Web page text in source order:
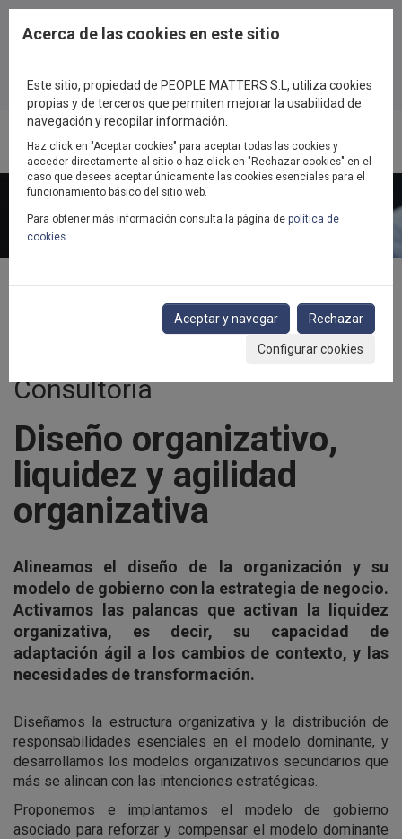
Pasar al contenido principal
Efectividad de la organización
Diseño organizativo, liquidez y agilidad organizativa
Consultoría
Diseño organizativo,
liquidez y agilidad
organizativa
Alineamos el diseño de la organización y su
modelo de gobierno con la estrategia de negocio.
Activamos las palancas que activan la liquidez
organizativa, es decir, su capacidad de
adaptación ágil a los cambios de contexto, y las
necesidades de transformación.
Diseñamos la estructura organizativa y la distribución de
responsabilidades esenciales en el modelo dominante, y
desarrollamos los modelos organizativos secundarios que
más se alinean con las intenciones estratégicas.
Proponemos e implantamos el modelo de gobierno
asociado para reforzar y compensar el modelo dominante
Acerca de las cookies en este sitio
Este sitio, propiedad de PEOPLE MATTERS S.L, utiliza cookies
propias y de terceros que permiten mejorar la usabilidad de
navegación y recopilar información.
Haz click en "Aceptar cookies" para aceptar todas las cookies y
acceder directamente al sitio o haz click en "Rechazar cookies" en el
caso que desees aceptar únicamente las cookies esenciales para el
funcionamiento básico del sitio web.
Para obtener más información consulta la página de política de
cookies
Aceptar y navegar Rechazar
Configurar cookies